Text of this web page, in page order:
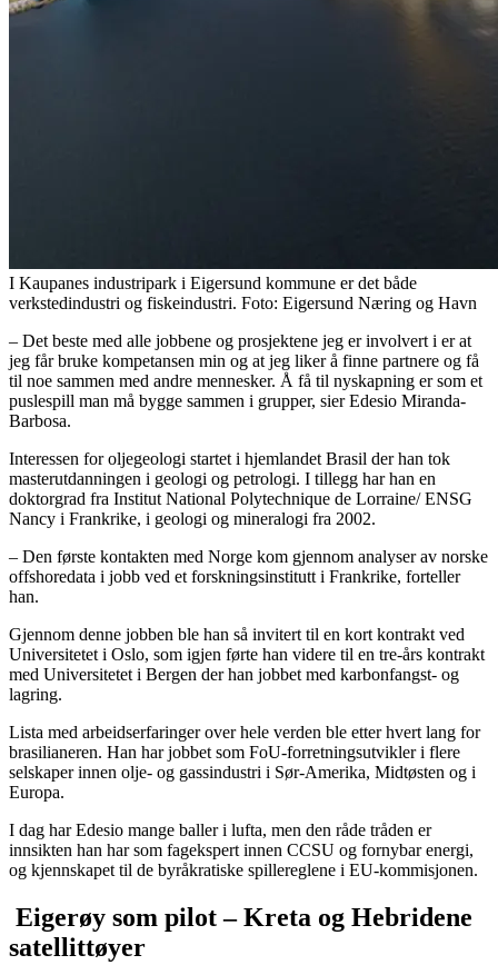
I Kaupanes industripark i Eigersund kommune er det både
verkstedindustri og fiskeindustri. Foto: Eigersund Næring og Havn
– Det beste med alle jobbene og prosjektene jeg er involvert i er at
jeg får bruke kompetansen min og at jeg liker å finne partnere og få
til noe sammen med andre mennesker. Å få til nyskapning er som et
puslespill man må bygge sammen i grupper, sier Edesio Miranda-
Barbosa.
Interessen for oljegeologi startet i hjemlandet Brasil der han tok
masterutdanningen i geologi og petrologi. I tillegg har han en
doktorgrad fra Institut National Polytechnique de Lorraine/ ENSG
Nancy i Frankrike, i geologi og mineralogi fra 2002.
– Den første kontakten med Norge kom gjennom analyser av norske
offshoredata i jobb ved et forskningsinstitutt i Frankrike, forteller
han.
Gjennom denne jobben ble han så invitert til en kort kontrakt ved
Universitetet i Oslo, som igjen førte han videre til en tre-års kontrakt
med Universitetet i Bergen der han jobbet med karbonfangst- og
lagring.
Lista med arbeidserfaringer over hele verden ble etter hvert lang for
brasilianeren. Han har jobbet som FoU-forretningsutvikler i flere
selskaper innen olje- og gassindustri i Sør-Amerika, Midtøsten og i
Europa.
I dag har Edesio mange baller i lufta, men den råde tråden er
innsikten han har som fagekspert innen CCSU og fornybar energi,
og kjennskapet til de byråkratiske spillereglene i EU-kommisjonen.
Eigerøy som pilot – Kreta og Hebridene
satellittøyer